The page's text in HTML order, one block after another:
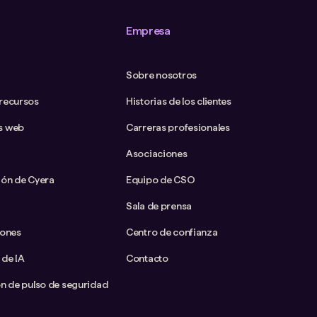
web
de Cyera
IA
de pulso de seguridad
Empresa
Sobre nosotros
Historias de los clientes
Carreras profesionales
Asociaciones
Equipo de CSO
Sala de prensa
Centro de confianza
Contacto